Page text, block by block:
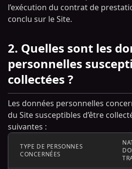
l’exécution du contrat de
conclu sur le Site.
2. Quelles sont les
personnelles
collectées ?
Les données personnelles
du Site susceptibles d’être
suivantes :
TYPE DE PERSONNES
CONCERNÉES